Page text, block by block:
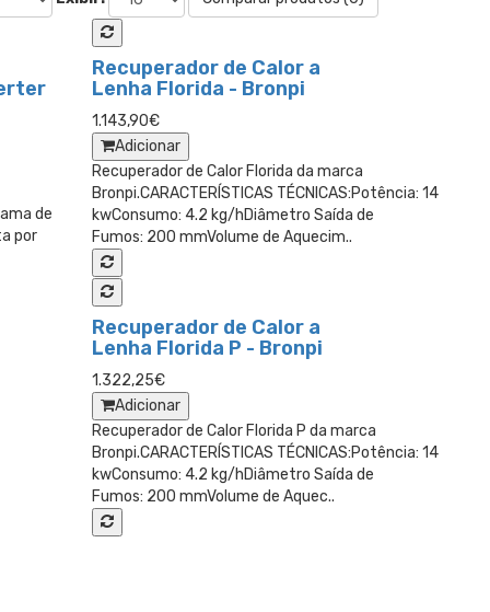
de
por
Recuperador de Calor a
Lenha Florida - Bronpi
1.143,90€
Adicionar
Recuperador de Calor Florida da marca
Bronpi.CARACTERÍSTICAS TÉCNICAS:Potência: 14
kwConsumo: 4.2 kg/hDiâmetro Saída de
Fumos: 200 mmVolume de Aquecim..
Recuperador de Calor a
Lenha Florida P - Bronpi
1.322,25€
Adicionar
Recuperador de Calor Florida P da marca
Bronpi.CARACTERÍSTICAS TÉCNICAS:Potência: 14
kwConsumo: 4.2 kg/hDiâmetro Saída de
Fumos: 200 mmVolume de Aquec..